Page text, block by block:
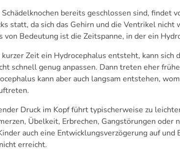
bereits geschlossen sind, findet
statt, da sich das Gehirn und die Ventrikel nicht
von Bedeutung ist die Zeitspanne, in der ein
Zeit ein Hydrocephalus entsteht, kann sich
schnell genug anpassen. Dann treten eher
kann aber auch langsam entstehen,
Druck im Kopf führt typischerweise zu
Übelkeit, Erbrechen, Gangstörungen oder
auch eine Entwicklungsverzögerung auf
erreicht.